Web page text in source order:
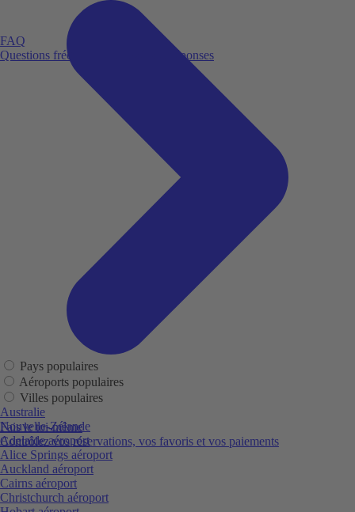
FAQ
Questions fréquemment posées et réponses
Fais le toi-même
Contrôlez vos réservations, vos favoris et vos paiements
Pays populaires
Aéroports populaires
Villes populaires
Australie
Nouvelle-Zélande
Adelaide aéroport
Alice Springs aéroport
Auckland aéroport
Cairns aéroport
Christchurch aéroport